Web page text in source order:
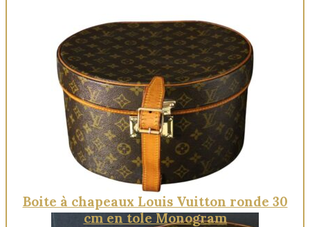
Boite à chapeaux Louis Vuitton ronde 30
cm en tole Monogram